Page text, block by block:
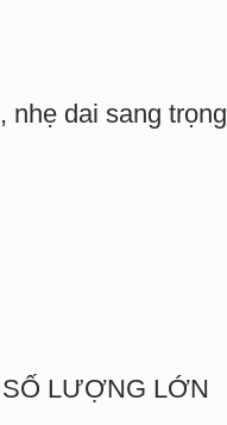
nhẹ dai sang trọng
LƯỢNG LỚN